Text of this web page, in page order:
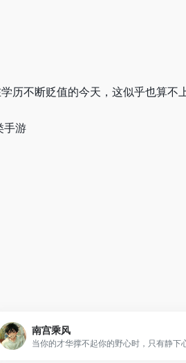
历不断贬值的今天，这似乎也算不
手游
南宫乘风